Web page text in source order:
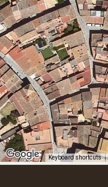
Keyboard shortcuts